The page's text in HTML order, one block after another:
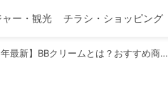
ー・観光 チラシ・ショッピング
最新】BBクリームとは？おすすめ商…